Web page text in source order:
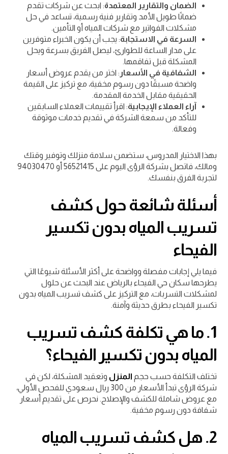
الضمان والتقارير المعتمدة: ابحث عن شركات تقدم
ضمانًا طويل الأمد وتقارير فنية رسمية، تساعد في حل
مشكلات الفواتير مع شركات المياه أو التأمين.
السرعة في الاستجابة: يجب أن يكون الخبراء متوفرين
على مدار الساعة للطوارئ، ليصل الفريق بسرعة ويحل
المشكلة قبل تفاقمها.
الشفافية في الأسعار : اختر من يقدم عروض أسعار
واضحة مسبقًا دون رسوم مخفية، مع تركيز على القيمة
الحقيقية مقابل الخدمة المقدمة.
آراء العملاء الإيجابية: اقرأ تقييمات العملاء السابقين
للتأكد من سمعة الشركة في تقديم خدمات موثوقة
وفعالة.
بهذا الاختيار المدروس، ستضمن سلامة منزلك وتوفير وقتك
ومالك، فاتصل بشركة الرؤى اليوم على 56521415 أو 94030470
لتجربة الفرق بنفسك.
أسئلة شائعة حول كشف
تسريب المياه بدون تكسير
الفيحاء
فيما يلي إجابات مفصلة وواضحة على أكثر الأسئلة شيوعًا التي
يطرحها سكان حي الفيحاء بالرياض عند البحث عن حلول
لمشكلات التسربات، مع التركيز على كشف تسريب المياه بدون
تكسير الفيحاء بطرق حديثة وآمنة.
1. ما هي تكلفة كشف تسريب
المياه بدون تكسير الفيحاء؟
تختلف التكلفة حسب حجم المنزل وتعقيد المشكلة، لكن في
شركة الرؤى تبدأ الأسعار من 300 ريال سعودي للفحص الأولي،
مع عروض شاملة للكشف والإصلاح. نحرص على تقديم أسعار
شفافة دون رسوم مخفية.
2. هل كشف تسريب المياه